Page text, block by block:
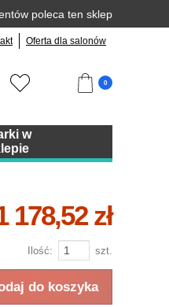
poleca ten sklep
Oferta dla salonów
0
w
178,52 zł
Ilość: szt.
do koszyka